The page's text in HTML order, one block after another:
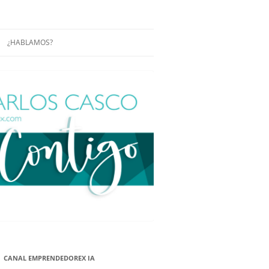
EN
DE
NUEVA
¿HABLAMOS?
CONÓCENOS UN POCO MÁS
CANAL EMPRENDEDOREX IA